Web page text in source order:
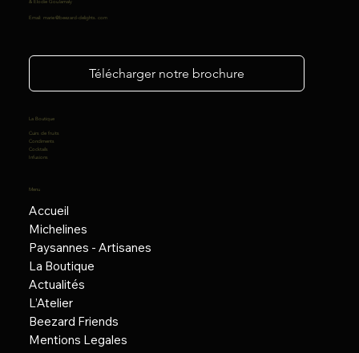
& Elodie Goulamaly
Email:marie@beezard-delights.com
Télécharger notre brochure
La Boutique
Cuirs de fruits
Condiments
Cocktails
Infusions
Menu
Accueil
Michelines
Paysannes - Artisanes
La Boutique
Actualités
L’Atelier
Beezard Friends
Mentions Legales